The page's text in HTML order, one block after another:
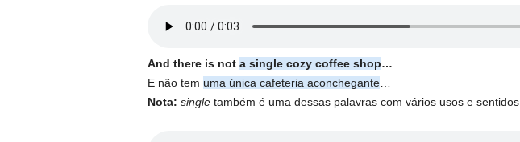
And there is not a single cozy coffee shop…
E não tem uma única cafeteria aconchegante…
Nota: singletambém é uma dessas palavras com vários usos e sentidos.